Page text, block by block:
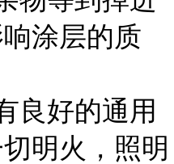
涂层的质
良好的通用
明火，照明